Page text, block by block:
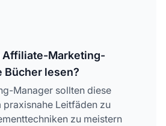
Affiliate-Marketing-
Bücher lesen?
Manager sollten diese
praxisnahe Leitfäden zu
zu meistern